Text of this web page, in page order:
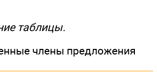
таблицы.
члены предложения